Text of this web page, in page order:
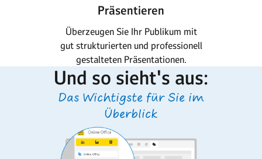
Präsentieren
Überzeugen Sie Ihr Publikum mit
gut strukturierten und professionell
gestalteten Präsentationen.
Und so sieht's aus:
Das Wichtigste für Sie im
Überblick